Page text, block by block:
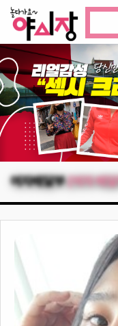
여자배달부(여자 배